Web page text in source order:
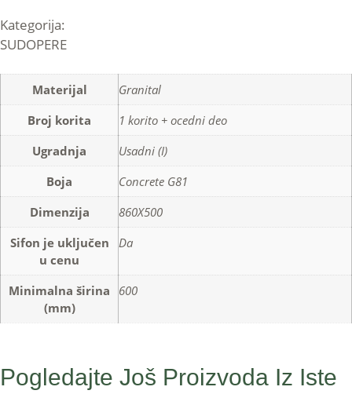
Kategorija:
SUDOPERE
Materijal
Granital
Broj korita
1 korito + ocedni deo
Ugradnja
Usadni (I)
Boja
Concrete G81
Dimenzija
860X500
Sifon je uključen
u cenu
Da
Minimalna širina
(mm)
600
Pogledajte Još Proizvoda Iz Iste